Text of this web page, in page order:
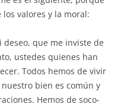
valores y la moral:
deseo, que me inviste de
ustedes quienes han
Todos hemos de vivir
bien es común y
Hemos de soco-